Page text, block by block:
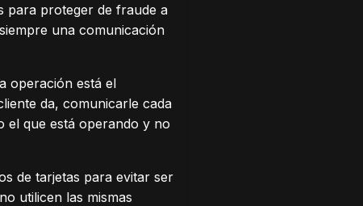
para proteger de fraude a
una comunicación
operación está el
da, comunicarle cada
el que está operando y no
de tarjetas para evitar ser
utilicen las mismas